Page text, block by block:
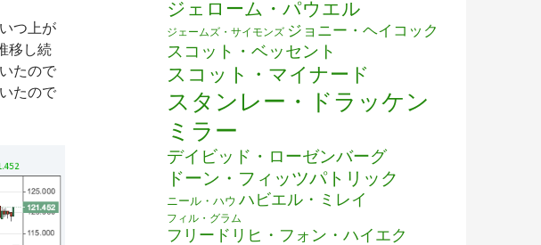
つ上が
移し続
たので
たので
ジェローム・パウエル
ジェームズ・サイモンズ ジョニー・ヘイコック
スコット・ベッセント
スコット・マイナード
スタンレー・ドラッケン
ミラー
デイビッド・ローゼンバーグ
ドーン・フィッツパトリック
ニール・ハウ ハビエル・ミレイ
フィル・グラム
フリードリヒ・フォン・ハイエク